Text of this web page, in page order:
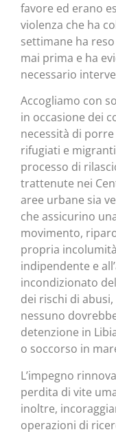
favore ed erano
violenza che ha
settimane ha
mai prima e ha
necessario
Accogliamo con
in occasione dei
necessità di
rifugiati e
processo di
trattenute nei
aree urbane sia
che assicurino
movimento,
propria
indipendente e
incondizionato
dei rischi di
nessuno
detenzione in
o soccorso in
L’impegno
perdita di vite
inoltre,
operazioni di